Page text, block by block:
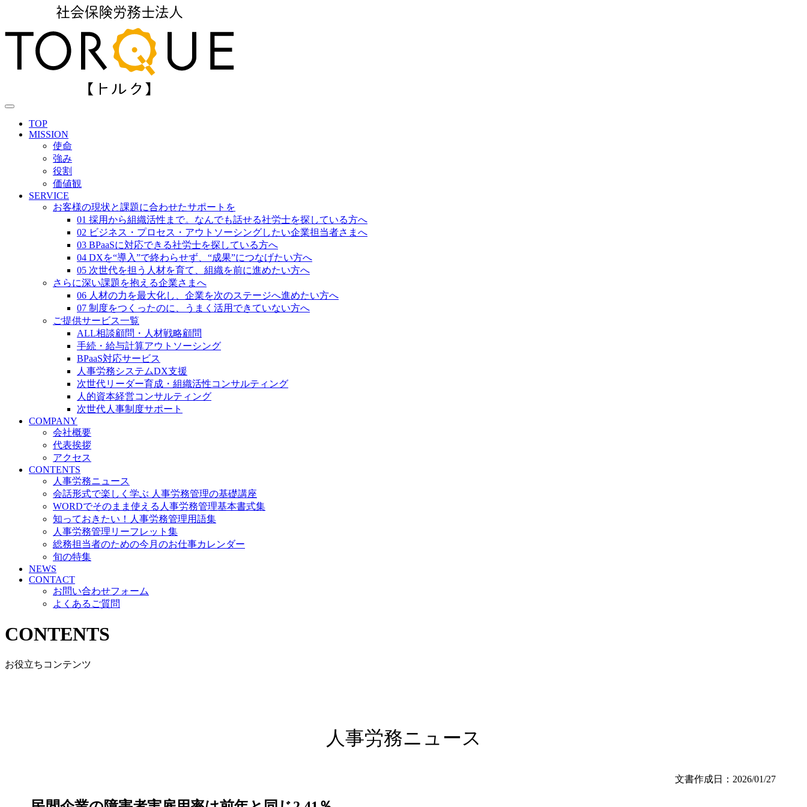
TOP
MISSION
使命
強み
役割
価値観
SERVICE
お客様の現状と課題に合わせたサポートを
01 採用から組織活性まで。なんでも話せる社労士を探している方へ
02 ビジネス・プロセス・アウトソーシングしたい企業担当者さまへ
03 BPaaSに対応できる社労士を探している方へ
04 DXを“導入”で終わらせず、“成果”につなげたい方へ
05 次世代を担う人材を育て、組織を前に進めたい方へ
さらに深い課題を抱える企業さまへ
06 人材の力を最大化し、企業を次のステージへ進めたい方へ
07 制度をつくったのに、うまく活用できていない方へ
ご提供サービス一覧
ALL相談顧問・人材戦略顧問
手続・給与計算アウトソーシング
BPaaS対応サービス
人事労務システムDX支援
次世代リーダー育成・組織活性コンサルティング
人的資本経営コンサルティング
次世代人事制度サポート
COMPANY
会社概要
代表挨拶
アクセス
CONTENTS
人事労務ニュース
会話形式で楽しく学ぶ 人事労務管理の基礎講座
WORDでそのまま使える人事労務管理基本書式集
知っておきたい！人事労務管理用語集
人事労務管理リーフレット集
総務担当者のための今月のお仕事カレンダー
旬の特集
NEWS
CONTACT
お問い合わせフォーム
よくあるご質問
CONTENTS
お役立ちコンテンツ
人事労務ニュース
文書作成日：2026/01/27